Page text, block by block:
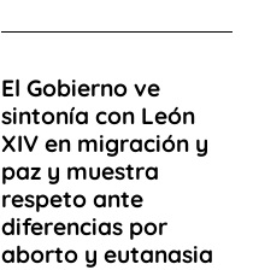
El Gobierno ve
sintonía con León
XIV en migración y
paz y muestra
respeto ante
diferencias por
aborto y eutanasia